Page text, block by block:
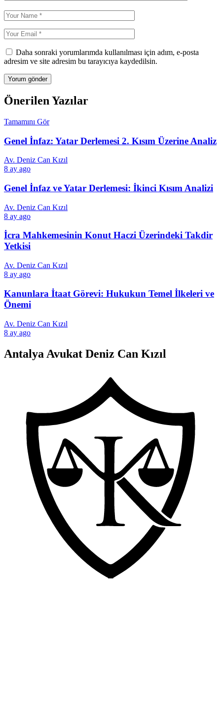
Daha sonraki yorumlarımda kullanılması için adım, e-posta
adresim ve site adresim bu tarayıcıya kaydedilsin.
Önerilen Yazılar
Tamamını Gör
Genel İnfaz: Yatar Derlemesi 2. Kısım Üzerine Analiz
Av. Deniz Can Kızıl
8 ay ago
Genel İnfaz ve Yatar Derlemesi: İkinci Kısım Analizi
Av. Deniz Can Kızıl
8 ay ago
İcra Mahkemesinin Konut Haczi Üzerindeki Takdir
Yetkisi
Av. Deniz Can Kızıl
8 ay ago
Kanunlara İtaat Görevi: Hukukun Temel İlkeleri ve
Önemi
Av. Deniz Can Kızıl
8 ay ago
Antalya Avukat Deniz Can Kızıl